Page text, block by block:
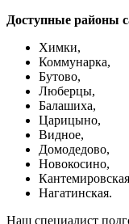
Доступные районы
Химки,
Коммунарка,
Бутово,
Люберцы,
Балашиха,
Царицыно,
Видное,
Домодедово,
Новокосино,
К
Нагатинская.
Наш специалист